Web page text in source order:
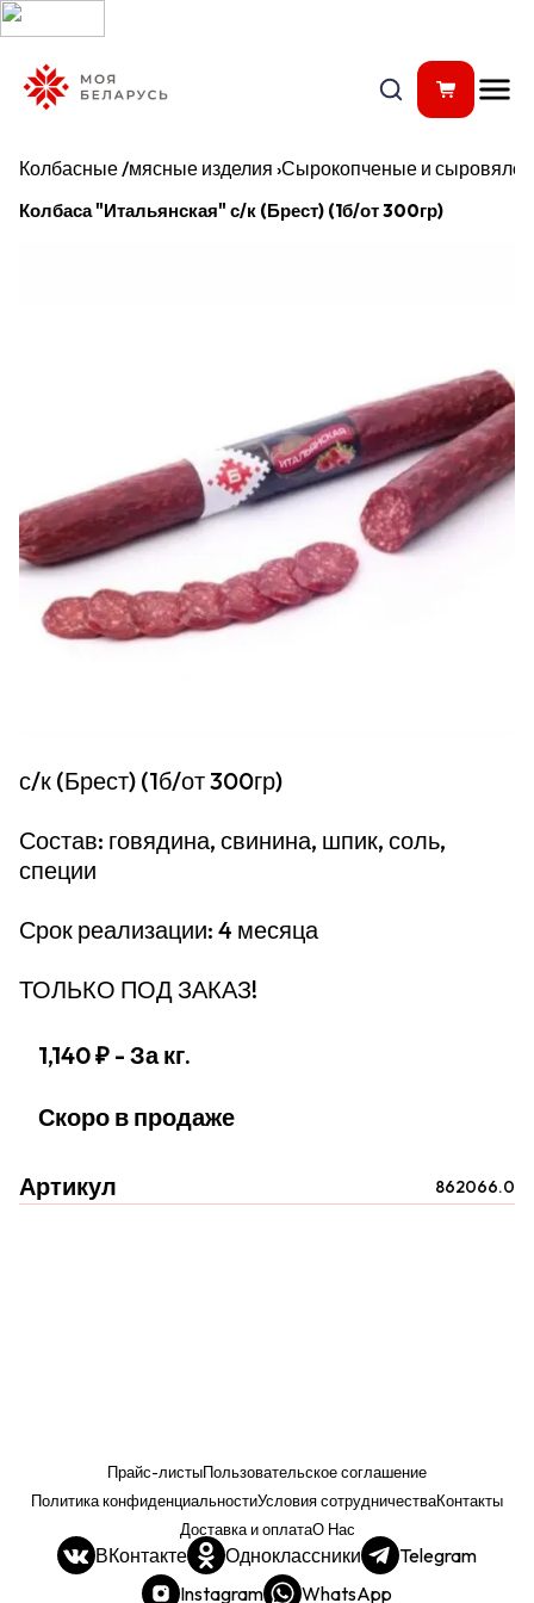
Колбасные /мясные изделия ›Сырокопченые и
Колбаса "Итальянская" с/к (Брест) (1б/от 300гр)
с/к (Брест) (1б/от 300гр)
Состав: говядина, свинина, шпик, соль,
специи
Срок реализации: 4 месяца
ТОЛЬКО ПОД ЗАКАЗ!
1,140 ₽ - За кг.
Скоро в продаже
Артикул 862066.0
Прайс-листыПользовательское соглашение
Политика конфиденциальностиУсловия сотрудничестваКонтакты
Доставка и оплатаО Нас
ВКонтакте Одноклассники
Telegram
Instagram
WhatsApp